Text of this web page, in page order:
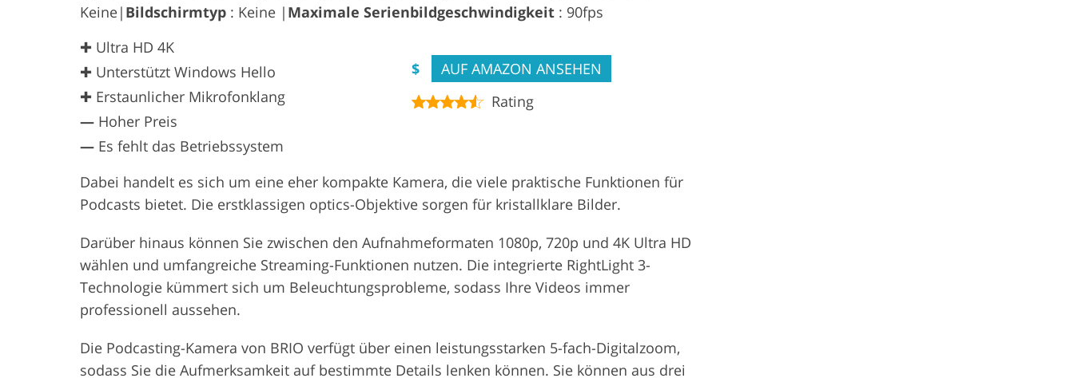
Keine| Bildschirmtyp : Keine | Maximale Serienbildgeschwindigkeit : 90fps
✚ Ultra HD 4K
✚ Unterstützt Windows Hello
✚ Erstaunlicher Mikrofonklang
— Hoher Preis
— Es fehlt das Betriebssystem
$
AUF AMAZON ANSEHEN
Rating
Dabei handelt es sich um eine eher kompakte Kamera, die viele praktische Funktionen für
Podcasts bietet. Die erstklassigen optics-Objektive sorgen für kristallklare Bilder.
Darüber hinaus können Sie zwischen den Aufnahmeformaten 1080p, 720p und 4K Ultra HD
wählen und umfangreiche Streaming-Funktionen nutzen. Die integrierte RightLight 3-
Technologie kümmert sich um Beleuchtungsprobleme, sodass Ihre Videos immer
professionell aussehen.
Die Podcasting-Kamera von BRIO verfügt über einen leistungsstarken 5-fach-Digitalzoom,
sodass Sie die Aufmerksamkeit auf bestimmte Details lenken können. Sie können aus drei